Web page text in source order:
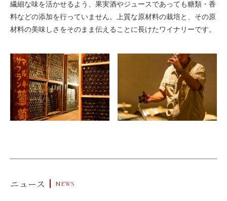
繊細な味を活かせるよう、果実酒やジュースであっても糖類・香
料などの添加を行っていません。上質な原材料の栽培と、その原
材料の美味しさをそのまま伝えることに長けたワイナリーです。
ニュース NEWS